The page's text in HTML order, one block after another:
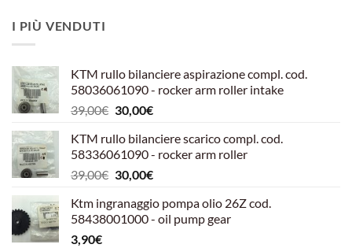
I PIÙ VENDUTI
KTM rullo bilanciere aspirazione compl. cod.
58036061090 - rocker arm roller intake
39,00€ Il
originale
era:
39,00€.
30,00€Il
attuale
è:
30,00€.
KTM rullo bilanciere scarico compl. cod.
58336061090 - rocker arm roller
39,00€ Il
originale
era:
30,00€Il
attuale
è:
Ktm ingranaggio pompa olio 26Z cod.
58438001000 - oil pump gear
3,90€